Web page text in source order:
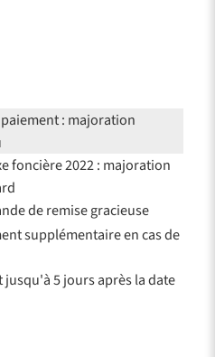
: majoration
foncière 2022 : majoration
de remise gracieuse
supplémentaire en cas de
5 jours après la date